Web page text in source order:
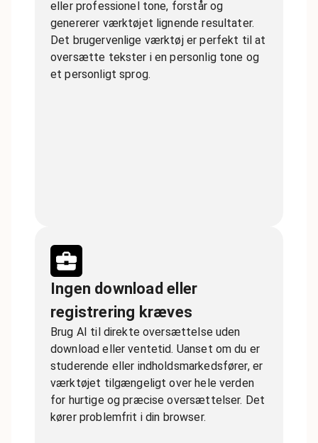
eller professionel tone, forstår og
genererer værktøjet lignende resultater.
Det brugervenlige værktøj er perfekt til at
oversætte tekster i en personlig tone og
et personligt sprog.
Ingen download eller
registrering kræves
Brug AI til direkte oversættelse uden
download eller ventetid. Uanset om du er
studerende eller indholdsmarkedsfører, er
værktøjet tilgængeligt over hele verden
for hurtige og præcise oversættelser. Det
kører problemfrit i din browser.